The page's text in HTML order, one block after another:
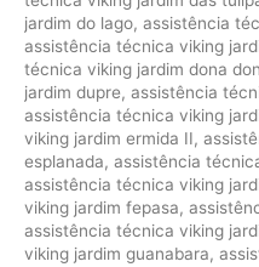
jardim do lago, assistência
assistência técnica viking
técnica viking jardim dona
jardim dupre, assistência
assistência técnica viking
viking jardim ermida II,
esplanada, assistência
assistência técnica viking
viking jardim fepasa,
assistência técnica viking
viking jardim guanabara,